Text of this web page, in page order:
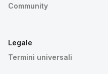
Community
Legale
Termini universali